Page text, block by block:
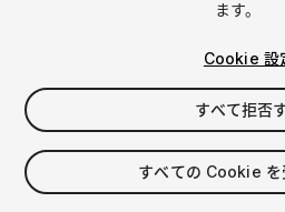
$7
消費税は決済時に計算されます
ます。
Cookie 設
すべて拒否
すべての Cookie を